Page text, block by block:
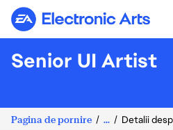
Electronic Arts
Senior UI Artist
Pagina de pornire ... Detalii